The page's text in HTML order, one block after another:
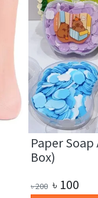
Paper
Box)
৳200 ৳ 100